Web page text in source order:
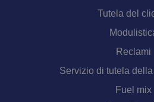
Tutela del
Reclami
Servizio di tutela
Fuel mix